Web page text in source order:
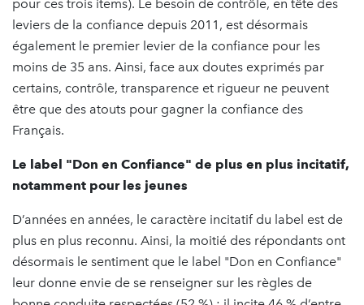
pour ces trois items). Le besoin de contrôle, en tête des
leviers de la confiance depuis 2011, est désormais
également le premier levier de la confiance pour les
moins de 35 ans. Ainsi, face aux doutes exprimés par
certains, contrôle, transparence et rigueur ne peuvent
être que des atouts pour gagner la confiance des
Français.
Le label "Don en Confiance" de plus en plus incitatif,
notamment pour les jeunes
D’années en années, le caractère incitatif du label est de
plus en plus reconnu. Ainsi, la moitié des répondants ont
désormais le sentiment que le label "Don en Confiance"
leur donne envie de se renseigner sur les règles de